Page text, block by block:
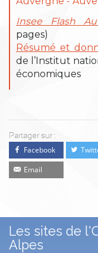
Insee Flash
pages)
Résumé et
de l’Institut
économiques
Partager sur :
Facebook
Email
Les sites de
Alpes